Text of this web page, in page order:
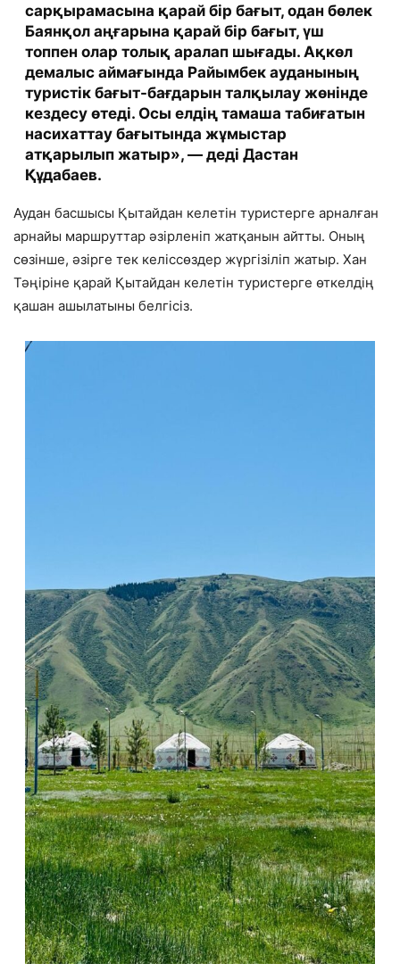
сарқырамасына қарай бір бағыт, одан бөлек
Баянқол аңғарына қарай бір бағыт, үш
топпен олар толық аралап шығады. Ақкөл
демалыс аймағында Райымбек ауданының
туристік бағыт-бағдарын талқылау жөнінде
кездесу өтеді. Осы елдің тамаша табиғатын
насихаттау бағытында жұмыстар
атқарылып жатыр», — деді Дастан
Құдабаев.
Аудан басшысы Қытайдан келетін туристерге арналған
арнайы маршруттар әзірленіп жатқанын айтты. Оның
сөзінше, әзірге тек келіссөздер жүргізіліп жатыр. Хан
Тәңіріне қарай Қытайдан келетін туристерге өткелдің
қашан ашылатыны белгісіз.